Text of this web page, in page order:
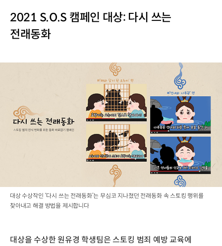
2021 S.O.S 캠페인 대상: 다시 쓰는
전래동화
대상 수상작인 ‘다시 쓰는 전래동화’는 무심코 지나쳤던 전래동화 속 스토킹 행위를
찾아내고 해결 방법을 제시합니다
대상을 수상한 원유경 학생팀은 스토킹 범죄 예방 교육에